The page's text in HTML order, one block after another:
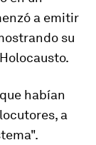
a emitir
su
habían
a